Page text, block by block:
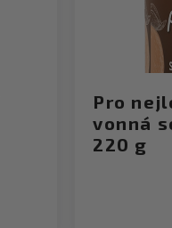
Pro
vonná
220 g